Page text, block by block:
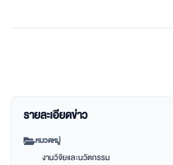
รายละเอียดข่าว
หมวดหมู่
งานวิจัยและนวัตกรรม